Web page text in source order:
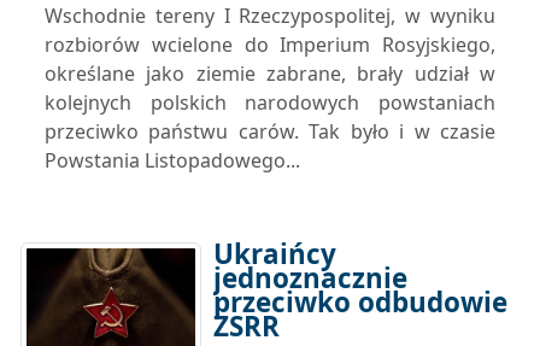
Wschodnie tereny I Rzeczypospolitej, w wyniku
rozbiorów wcielone do Imperium Rosyjskiego,
określane jako ziemie zabrane, brały udział w
kolejnych polskich narodowych powstaniach
przeciwko państwu carów. Tak było i w czasie
Powstania Listopadowego...
Ukraińcy
jednoznacznie
przeciwko odbudowie
ZSRR